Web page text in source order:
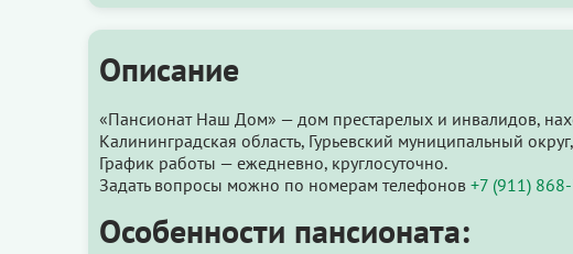
Описание
«Пансионат Наш Дом» — дом престарелых и инвалидов,
Калининградская область, Гурьевский муниципальный
График работы — ежедневно, круглосуточно.
Задать вопросы можно по номерам телефонов +7 (911)
Особенности пансионата: